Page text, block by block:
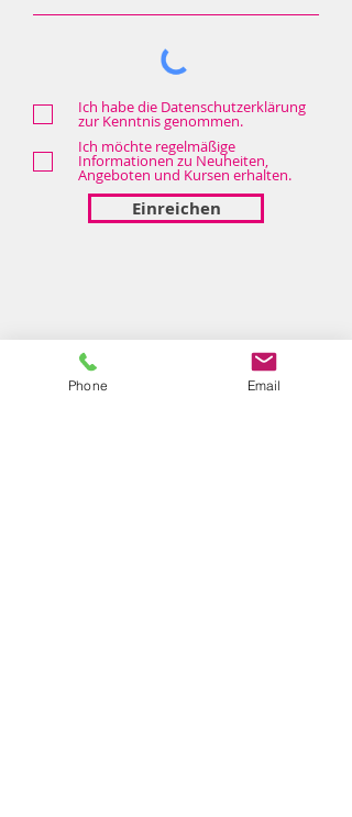
Ich habe die Datenschutzerklärung
zur Kenntnis genommen.
Ich möchte regelmäßige
Informationen zu Neuheiten,
Angeboten und Kursen erhalten.
Einreichen
Phone Email